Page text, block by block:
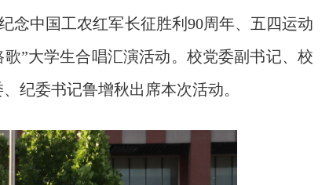
念中国工农红军长征胜利90周年、五四运动
”大学生合唱汇演活动。校党委副书记、校
纪委书记鲁增秋出席本次活动。